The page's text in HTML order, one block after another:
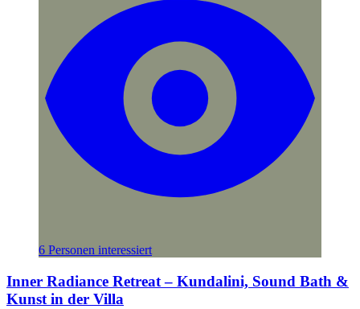
6 Personen interessiert
Inner Radiance Retreat – Kundalini, Sound Bath &
Kunst in der Villa